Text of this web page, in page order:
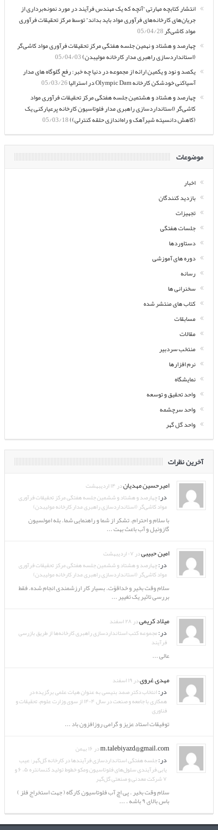
انتشار کتابچه مهارتی “آنچه که یک مهندس فرآیند در مورد نمونه‌برداری از
جریان‌های کارخانه‌های فرآوری مواد باید بداند” توسط مرکز تحقیقات فرآوری
مواد کاشی‌گر05/04/28
چهارصد و هشتاد و نهمین جلسه هفتگی مرکز تحقیقات فرآوری مواد کاشی‌گر
(استانداردسازی راهبری مدار کارخانه مولیبدن)05/04/03
یکصد و نود و یکمین ارائه از مجموعه در دنیا چه خبر: رفع گلوگاه های مدار
آسیاکنی خودشکن کارخانه Olympic Dam در استرالیا
05/03/26
چهارصد و هشتاد و هشتمین جلسه هفتگی مرکز تحقیقات فرآوری مواد
کاشی‌گر (استانداردسازی راهبری مدار فلوتاسیون کارخانه پرعیارکنی یک
(کاهش دانسیته شیرآهک و راه‌اندازی حلقه کنترلی))05/03/18
موضوعات
اخبار
بازدید کنندگان
تجهیزات
جلسات هفتگی
دستاوردها
دوره های آموزشی
رسانه
سخنرانی ها
کتاب های منتشر شده
مسابقات
مقالات
منتخب سردبیر
نرم افزارها
نمایشگاه
واحد تحقیق و توسعه
واحد سرچشمه
واحد گل گهر
آخرین نظرات
امیرحسین مهدیاندر ۱۴ اردیبهشت
در:چهارصد و هشتاد و ششمین جلسه هفتگی مرکز تحقیقات فرآوری
مواد کاشی‌گر (استانداردسازی راهبری مدار کارخانه مولیبدن)
با سلام و احترام. تشکر از شما و راهنمایی شما. بله امولسیون
گازوئیل و آب باعث بهت ...
امین حبیبیدر ۰۷ اردیبهشت
در:چهارصد و هشتاد و ششمین جلسه هفتگی مرکز تحقیقات فرآوری
مواد کاشی‌گر (استانداردسازی راهبری مدار کارخانه مولیبدن)
سلام وقت بخیر و خداقوّت. بسیار کار ارزشمندی انجام شده. فقط
بررسی تاثیر یک تغییر ...
میلاد کریمیدر ۲۸ اسفند
در:مجموعه کتب استانداردسازی راهبری کارخانه‌ها از طریق بازرسی
فرآیند
عالی ...
مهدی غرویدر ۱۹ اسفند
در:انتخاب دکتر صمد بنیسی به عنوان هیات علمی برگزیده در
همکاری با جامعه و صنعت در سال ۱۴۰۴ از سوی وزارت علوم، تحقیقات و
فناوری
توفیقات استاد عزیز و گرامی روزافزون باد ...
m.talebiyazd@gmail.comدر ۱۶ بهمن
در:جلسه هفتگی استانداردسازی فرآیندها در کارخانه گل‌گهر: عیب
یابی فرآیندی سلول‌های فلوتاسیون ومکو خطوط تولید کنسانتره ۵، ۶ و
۷ شرکت معدنی و صنعتی گل‌گهر
سلام وقت بخیر . پی اچ آب فلوتاسیون کارگاه ( جهت استخراج فلز )
باس بالای ۹ باشه . ...